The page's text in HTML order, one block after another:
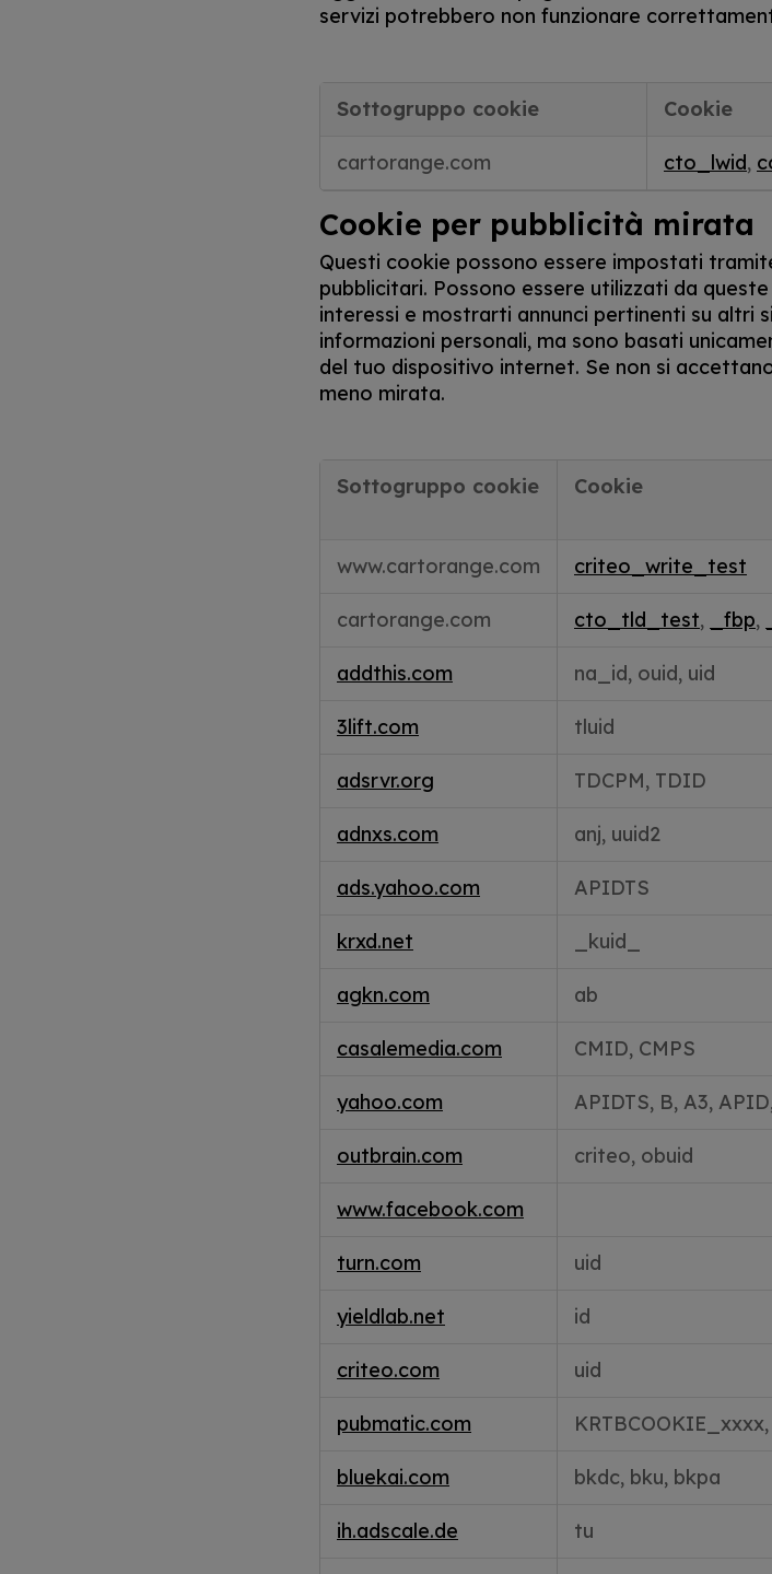
servizi potrebbero non funzionare
Sottogruppo cookie Cookie
cartorange.com cto_lwid,
Cookie per pubblicità mirata
Questi cookie possono essere impostati
pubblicitari. Possono essere utilizzati da
interessi e mostrarti annunci pertinenti su altri
informazioni personali, ma sono basati
del tuo dispositivo internet. Se non si
meno mirata.
Sottogruppo cookie Cookie
www.cartorange.com criteo_write_test
cartorange.com cto_tld_test, _fbp,
addthis.com na_id, ouid, uid
3lift.com tluid
adsrvr.org TDCPM, TDID
adnxs.com anj, uuid2
ads.yahoo.com APIDTS
krxd.net _kuid_
agkn.com ab
casalemedia.com CMID, CMPS
yahoo.com APIDTS, B, A3,
outbrain.com criteo, obuid
www.facebook.com
turn.com uid
yieldlab.net id
criteo.com uid
pubmatic.com
bluekai.com bkdc, bku, bkpa
ih.adscale.de tu